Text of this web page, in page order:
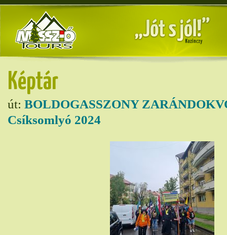
Képtár
út: BOLDOGASSZONY
Csíksomlyó 2024